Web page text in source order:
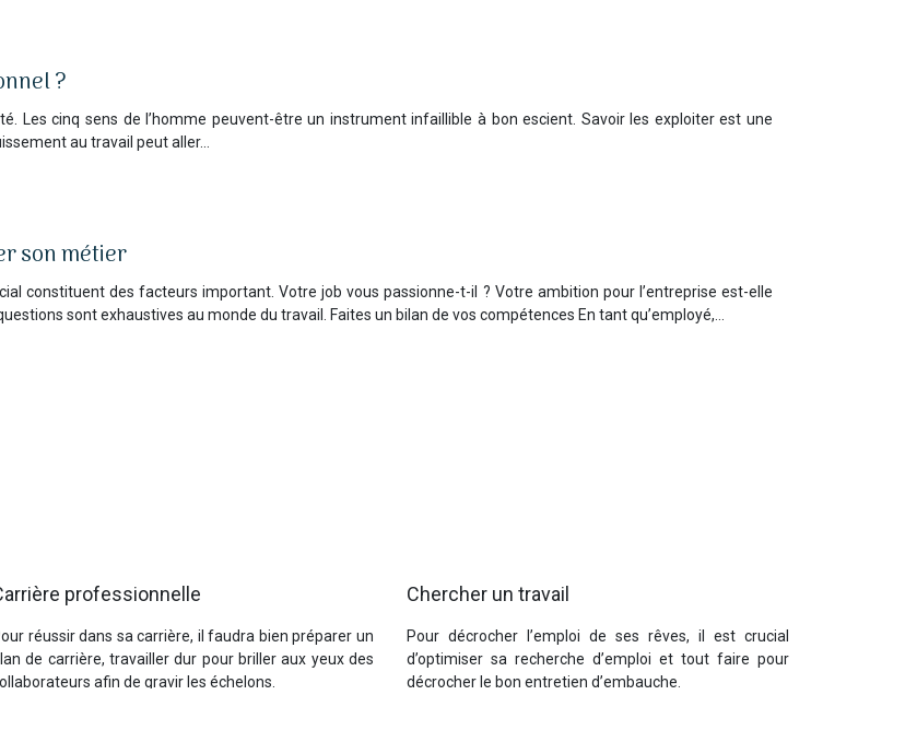
?
Les cinq sens de l’homme peuvent-être un instrument infaillible à bon escient. Savoir les exploiter est une
au travail peut aller…
son métier
constituent des facteurs important. Votre job vous passionne-t-il ? Votre ambition pour l’entreprise est-elle
sont exhaustives au monde du travail. Faites un bilan de vos compétences En tant qu’employé,…
professionnelle
réussir dans sa carrière, il faudra bien préparer un
de carrière, travailler dur pour briller aux yeux des
afin de gravir les échelons.
Chercher un travail
Pour décrocher l’emploi de ses rêves, il est crucial
d’optimiser sa recherche d’emploi et tout faire pour
décrocher le bon entretien d’embauche.